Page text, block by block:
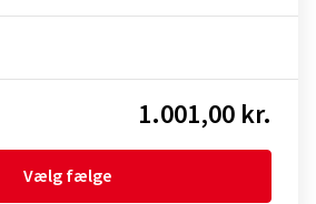
1.001,00 kr.
Vælg fælge